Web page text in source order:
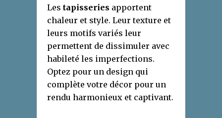
Les tapisseries apportent
chaleur et style. Leur texture et
leurs motifs variés leur
permettent de dissimuler avec
habileté les imperfections.
Optez pour un design qui
complète votre décor pour un
rendu harmonieux et captivant.